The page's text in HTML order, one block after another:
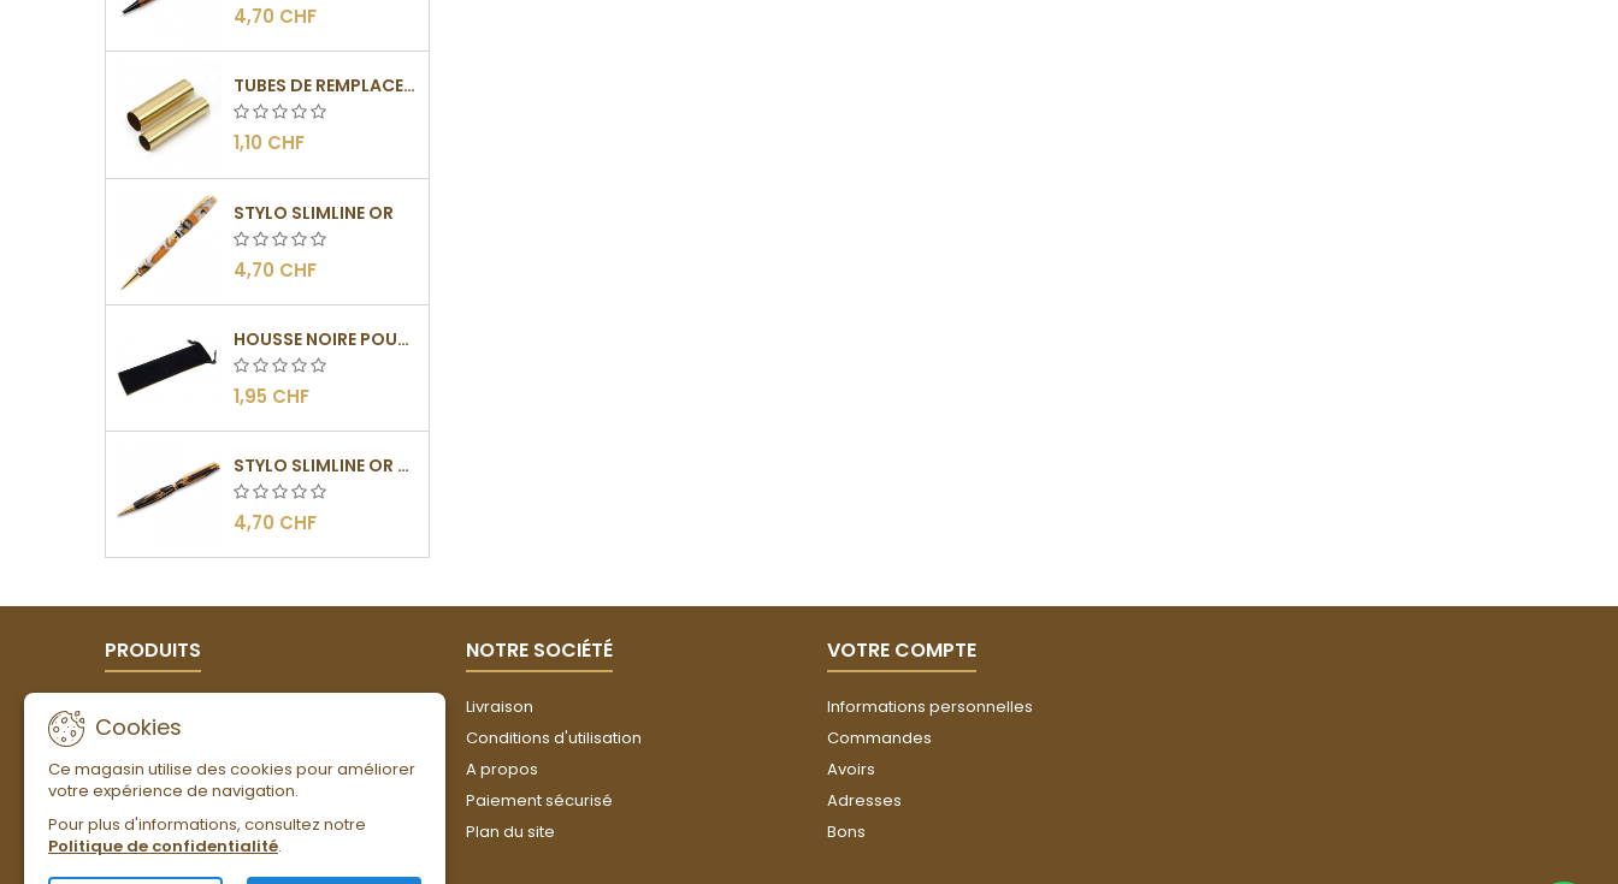
4,70 CHF
TUBES DE REMPLACEMENT POUR MÉCANISME SLIMLINE
1,10 CHF
STYLO SLIMLINE OR
4,70 CHF
HOUSSE NOIRE POUR STYLO
1,95 CHF
STYLO SLIMLINE OR - BARRETTE PLATE
4,70 CHF
PRODUITS
Nouveaux produits
Meilleures ventes
NOTRE SOCIÉTÉ
Livraison
Conditions d'utilisation
A propos
Paiement sécurisé
Plan du site
VOTRE COMPTE
Informations personnelles
Commandes
Avoirs
Adresses
Bons
Cookies
Ce magasin utilise des cookies pour améliorer
votre expérience de navigation.
Pour plus d'informations, consultez notre
Politique de confidentialité.